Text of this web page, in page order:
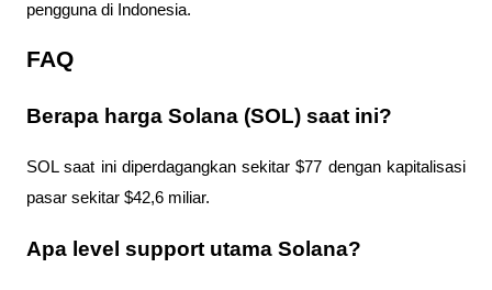
pengguna di Indonesia.
FAQ
Berapa harga Solana (SOL) saat ini?
SOL saat ini diperdagangkan sekitar $77 dengan kapitalisasi
pasar sekitar $42,6 miliar.
Apa level support utama Solana?